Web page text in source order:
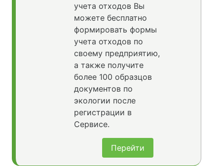
учета отходов Вы
можете бесплатно
формировать формы
учета отходов по
своему предприятию,
а также получите
более 100 образцов
документов по
экологии после
регистрации в
Сервисе.
Перейти